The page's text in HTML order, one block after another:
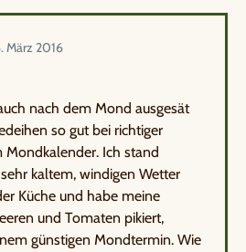
März 2016
nach dem Mond ausgesät
so gut bei richtiger
Mondkalender. Ich stand
kaltem, windigen Wetter
Küche und habe meine
und Tomaten pikiert,
günstigen Mondtermin. Wie